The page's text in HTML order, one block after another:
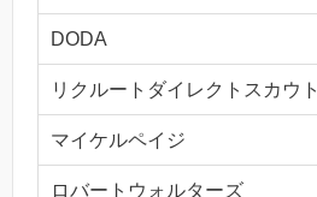
DODA
リクルートダイレクトスカウト
マイケルペイジ
ロバートウォルターズ